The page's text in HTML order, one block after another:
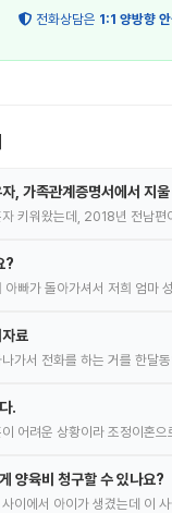
전화상담은 1:1 양방향
, 가족관계증명서에서 지
키워왔는데, 2018년 전남
?
아빠가 돌아가셔서 저희 엄마
료
가서 전화를 하는 거를 한달
.
어려운 상황이라 조정이혼
양육비 청구할 수 있나요?
이에서 아이가 생겼는데 이